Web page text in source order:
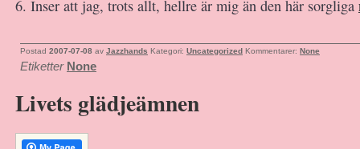
6. Inser att jag, trots allt, hellre är mig än den här sorgliga
Postad 2007-07-08 av Jazzhands Kategori: Uncategorized Kommentarer: None
Etiketter None
Livets glädjeämnen